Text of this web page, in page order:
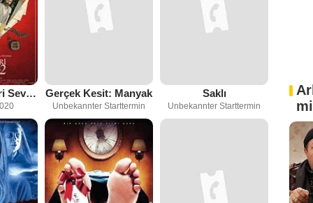
Aşk Tesadüfleri Sever 2 Gerçek Kesit: Manyak
Unbekannter Starttermin
Saklı
Unbekannter Starttermin